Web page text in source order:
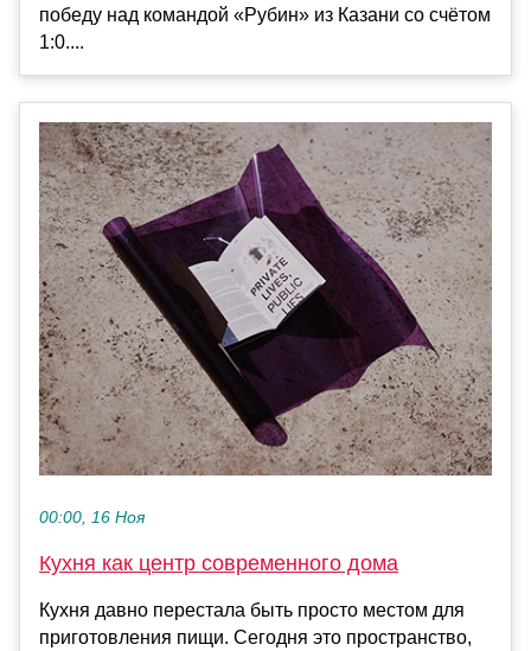
победу над командой «Рубин» из Казани со счётом
1:0....
00:00, 16 Ноя
Кухня как центр современного дома
Кухня давно перестала быть просто местом для
приготовления пищи. Сегодня это пространство,